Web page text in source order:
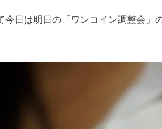
今日は明日の「ワンコイン調整会」